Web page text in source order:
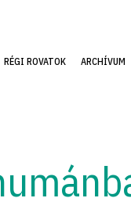
RÉGI ROVATOK ARCHÍVUM